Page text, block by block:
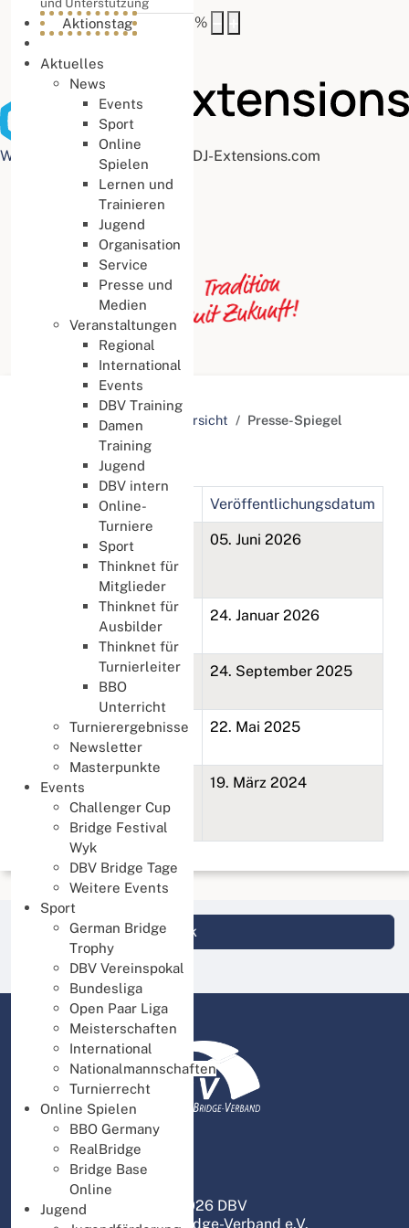
Buchstabenabstand
%
Web Accessibility plugin by DJ-Extensions.com
Aktionstag
Aktuelles
News
Events
Sport
Online
Spielen
Lernen und
Trainieren
Jugend
Organisation
Service
Presse und
Medien
Veranstaltungen
Regional
International
Events
DBV Training
Damen
Training
Jugend
DBV intern
Online-
Turniere
Sport
Thinknet für
Mitglieder
Thinknet für
Ausbilder
Thinknet für
Turnierleiter
BBO
Unterricht
Turnierergebnisse
Newsletter
Masterpunkte
Events
Challenger Cup
Bridge Festival
Wyk
DBV Bridge Tage
Weitere Events
Sport
German Bridge
Trophy
DBV Vereinspokal
Bundesliga
Open Paar Liga
Meisterschaften
International
Nationalmannschaften
Turnierrecht
Online Spielen
BBO Germany
RealBridge
Bridge Base
Online
Jugend
Aktuelle Seite: Startseite
Schlagworte / Tags Übersicht
Presse-Spiegel
Presse-Spiegel
Veröffentlichungsdatum
TV Oberfranken bei
den Bamberger Reitern
05. Juni 2026
Bridge - das smarte
Spiel, das jung hält
24. Januar 2026
Bridge schützt vor
Demenz
24. September 2025
Bridge Werbung -
einmal anders ...
22. Mai 2025
TV Westsachsen
berichtet zu den
FestSpielen OST
19. März 2024
Login DBV Datenbank
© 2026 DBV
Deutscher Bridge-Verband e.V.